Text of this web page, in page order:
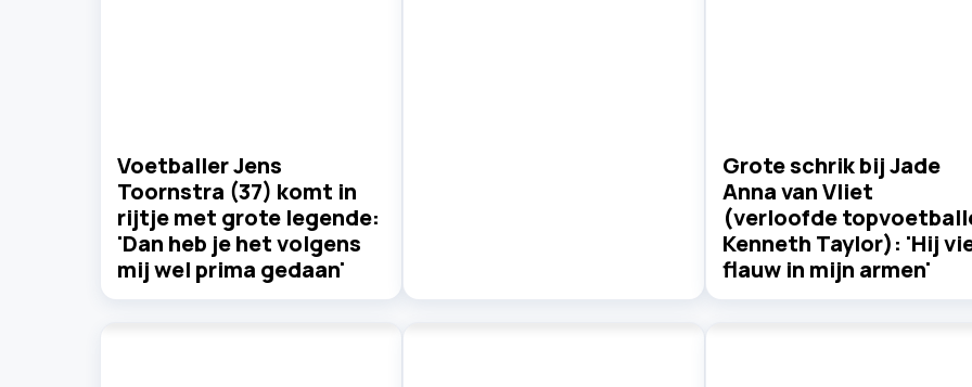
Voetballer Jens
Toornstra (37) komt in
rijtje met grote legende:
'Dan heb je het volgens
mij wel prima gedaan'
Grote schrik bij Jade
Anna van Vliet
(verloofde
Kenneth Taylor): 'Hij
flauw in mijn armen'